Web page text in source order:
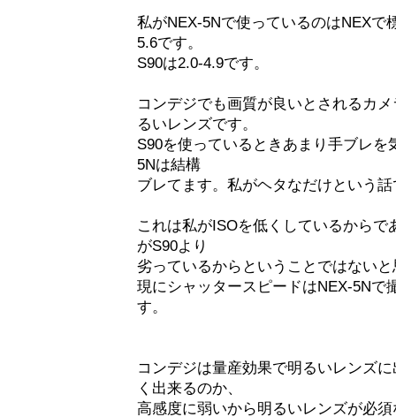
私がNEX-5Nで使っているのはNEXで
5.6です。
S90は2.0-4.9です。
コンデジでも画質が良いとされるカ
るいレンズです。
S90を使っているときあまり手ブレ
5Nは結構
ブレてます。私がヘタなだけという
これは私がISOを低くしているから
がS90より
劣っているからということではない
現にシャッタースピードはNEX-5Nで
す。
コンデジは量産効果で明るいレンズ
く出来るのか、
高感度に弱いから明るいレンズが必